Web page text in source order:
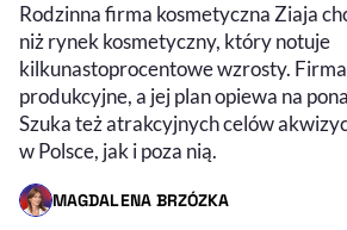
Rodzinna firma kosmetyczna Ziaja
niż rynek kosmetyczny, który notuje
kilkunastoprocentowe wzrosty.
produkcyjne, a jej plan opiewa na
Szuka też atrakcyjnych celów
w Polsce, jak i poza nią.
MAGDALENA BRZÓZKA
- AUTOR ARTYKUŁU - PROFIL